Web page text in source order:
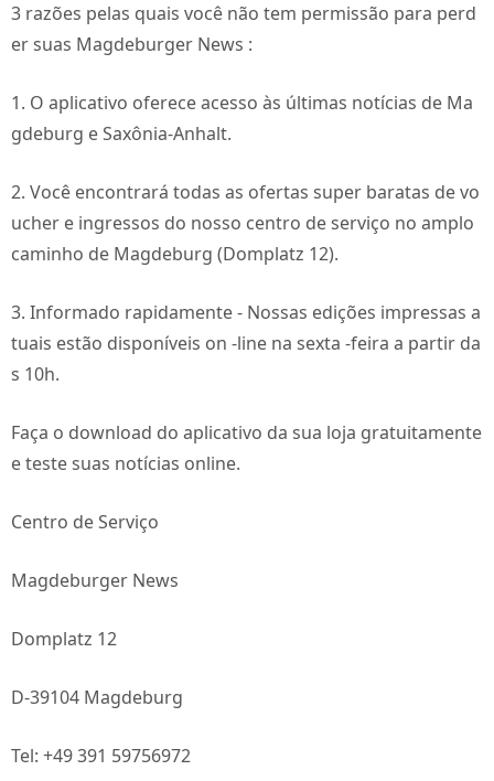
3 razões pelas quais você não tem permissão para perd
er suas Magdeburger News :
1. O aplicativo oferece acesso às últimas notícias de Ma
gdeburg e Saxônia-Anhalt.
2. Você encontrará todas as ofertas super baratas de vo
ucher e ingressos do nosso centro de serviço no amplo
caminho de Magdeburg (Domplatz 12).
3. Informado rapidamente - Nossas edições impressas a
tuais estão disponíveis on -line na sexta -feira a partir da
s 10h.
Faça o download do aplicativo da sua loja gratuitamente
e teste suas notícias online.
Centro de Serviço
Magdeburger News
Domplatz 12
D-39104 Magdeburg
Tel: +49 391 59756972